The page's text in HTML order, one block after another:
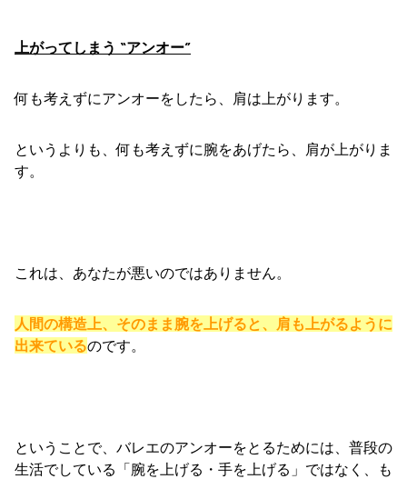
上がってしまう “アンオー”
何も考えずにアンオーをしたら、肩は上がります。
というよりも、何も考えずに腕をあげたら、肩が上がりま
す。
これは、あなたが悪いのではありません。
人間の構造上、そのまま腕を上げると、肩も上がるように
出来ているのです。
ということで、バレエのアンオーをとるためには、普段の
生活でしている「腕を上げる・手を上げる」ではなく、も